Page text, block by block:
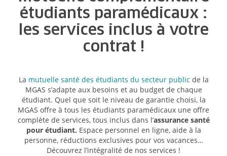
étudiants paramédicaux :
les services inclus à votre
contrat !
La mutuelle santé des étudiants du secteur public de la
MGAS s’adapte aux besoins et au budget de chaque
étudiant. Quel que soit le niveau de garantie choisi, la
MGAS offre à tous les étudiants paramédicaux une offre
complète de services, tous inclus dans l’assurance santé
pour étudiant. Espace personnel en ligne, aide à la
personne, réductions exclusives pour vos vacances…
Découvrez l’intégralité de nos services !